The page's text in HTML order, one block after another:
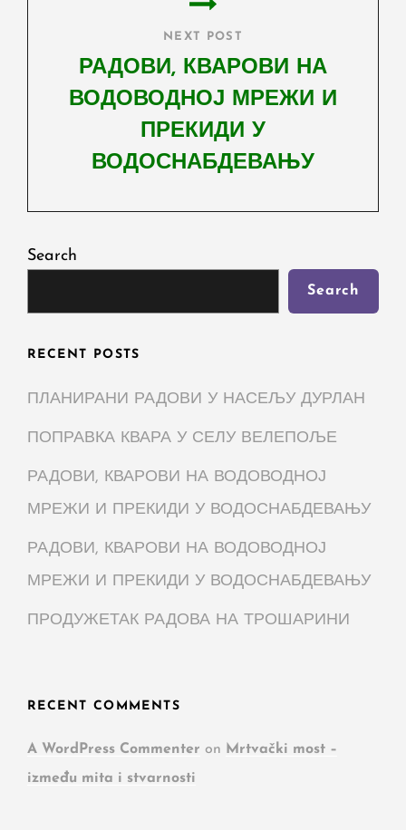
NEXT POST
РАДОВИ, КВАРОВИ НА
ВОДОВОДНОЈ МРЕЖИ И
ПРЕКИДИ У
ВОДОСНАБДЕВАЊУ
Post
Search
Search
RECENT POSTS
ПЛАНИРАНИ РАДОВИ У НАСЕЉУ ДУРЛАН
ПОПРАВКА КВАРА У СЕЛУ ВЕЛЕПОЉЕ
РАДОВИ, КВАРОВИ НА ВОДОВОДНОЈ
МРЕЖИ И ПРЕКИДИ У ВОДОСНАБДЕВАЊУ
РАДОВИ, КВАРОВИ НА ВОДОВОДНОЈ
МРЕЖИ И ПРЕКИДИ У ВОДОСНАБДЕВАЊУ
ПРОДУЖЕТАК РАДОВА НА ТРОШАРИНИ
RECENT COMMENTS
A WordPress Commenter on Mrtvački most –
između mita i stvarnosti